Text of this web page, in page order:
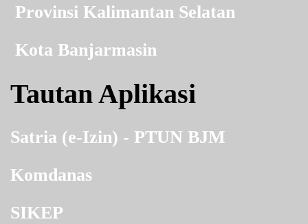
Provinsi Kalimantan Selatan
Kota Banjarmasin
Tautan Aplikasi
Satria (e-Izin) - PTUN BJM
Komdanas
SIKEP